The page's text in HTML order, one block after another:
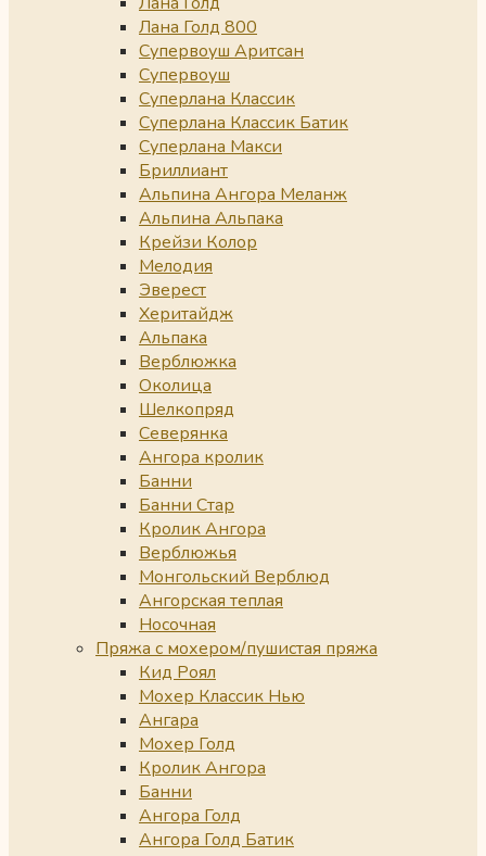
Лана Голд 800
Супервоуш Аритсан
Супервоуш
Суперлана Классик
Суперлана Классик Батик
Суперлана Макси
Бриллиант
Альпина Ангора Меланж
Альпина Альпака
Крейзи Колор
Мелодия
Эверест
Херитайдж
Альпака
Верблюжка
Околица
Шелкопряд
Северянка
Ангора кролик
Банни
Банни Стар
Кролик Ангора
Верблюжья
Монгольский Верблюд
Ангорская теплая
Носочная
Пряжа с мохером/пушистая пряжа
Кид Роял
Мохер Классик Нью
Ангара
Мохер Голд
Кролик Ангора
Банни
Ангора Голд
Ангора Голд Батик